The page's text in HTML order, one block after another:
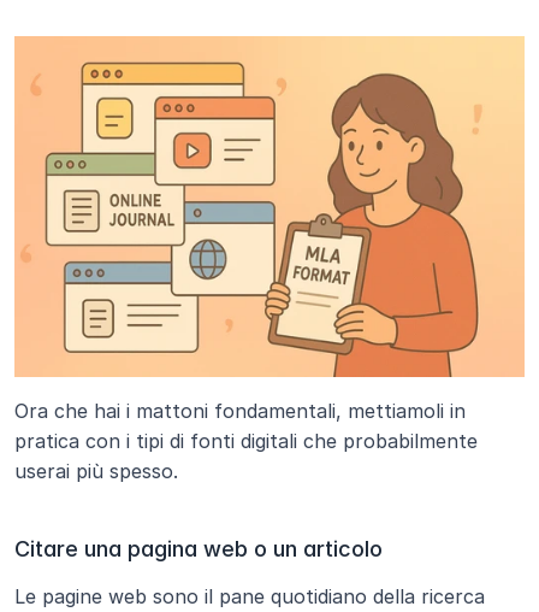
Ora che hai i mattoni fondamentali, mettiamoli in
pratica con i tipi di fonti digitali che probabilmente
userai più spesso.
Citare una pagina web o un articolo
Le pagine web sono il pane quotidiano della ricerca